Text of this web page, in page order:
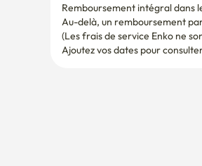
(Les frais de service Enko ne
Ajoutez vos dates pour